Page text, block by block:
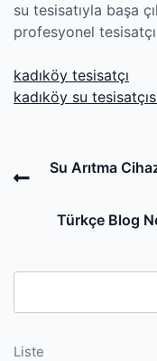
su tesisatıyla başa
profesyonel
kadıköy tesisatçı
kadıköy su
Post
PreviousSu Arıtma
Türkçe Blog
Liste